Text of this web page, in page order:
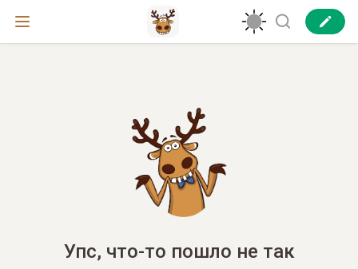
Упс, что-то пошло не так